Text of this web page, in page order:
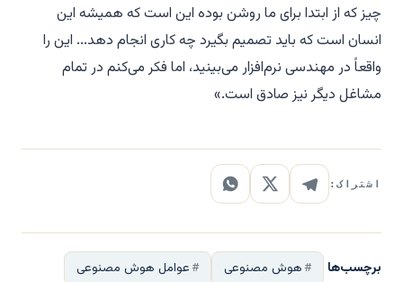
چیز که از ابتدا برای ما روشن بوده این است که همیشه این
انسان است که باید تصمیم بگیرد چه کاری انجام دهد... این را
واقعاً در مهندسی نرم‌افزار می‌بینید، اما فکر می‌کنم در تمام
مشاغل دیگر نیز صادق است.»
اشتراک:
برچسب‌ها هوش مصنوعی
عوامل هوش مصنوعی